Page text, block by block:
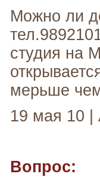
Можно ли
студия на
мерьше
19 мая 10 |
Вопрос: